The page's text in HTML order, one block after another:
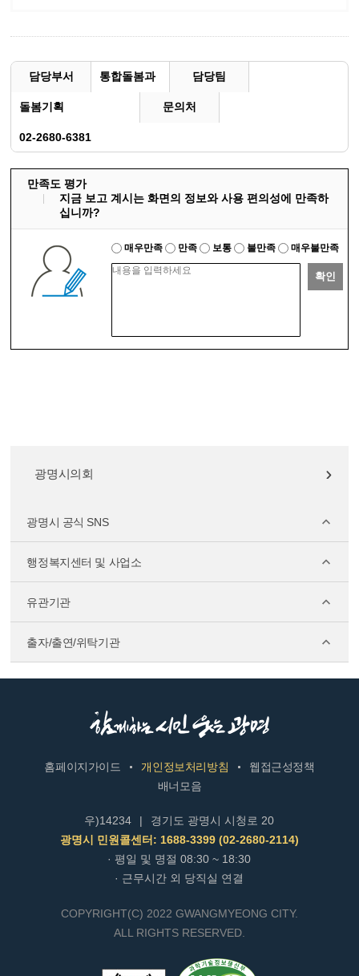
담당부서 통합돌봄과 담당팀
돌봄기획 문의처
02-2680-6381
만족도 평가
지금 보고 계시는 화면의 정보와 사용 편의성에 만족하
십니까?
매우만족 만족 보통 불만족 매우불만족
확인
광명시의회
광명시 공식 SNS
행정복지센터 및 사업소
유관기관
출자/출연/위탁기관
홈페이지가이드 개인정보처리방침
웹접근성정책
배너모음
우)14234 |
경기도 광명시 시청로 20
광명시 민원콜센터: 1688-3399 (02-2680-2114)
· 평일 및 명절 08:30 ~ 18:30
· 근무시간 외 당직실 연결
COPYRIGHT(C) 2022 GWANGMYEONG CITY.
ALL RIGHTS RESERVED.